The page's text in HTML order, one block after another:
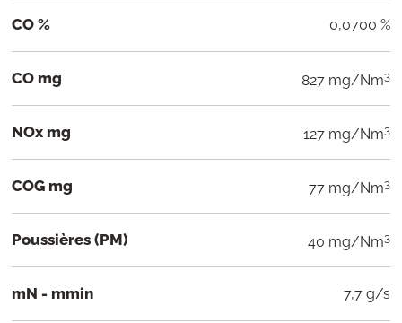
CO % 0,0700 %
CO mg 827 mg/Nm3
NOx mg 127 mg/Nm3
COG mg 77 mg/Nm3
Poussières (PM) 40 mg/Nm3
mN - mmin 7,7 g/s